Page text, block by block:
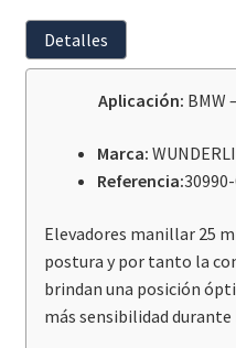
Detalles
Aplicación: BMW
Marca:
Referencia:
Elevadores manillar 25
postura y por tanto la
brindan una posición
más sensibilidad durante